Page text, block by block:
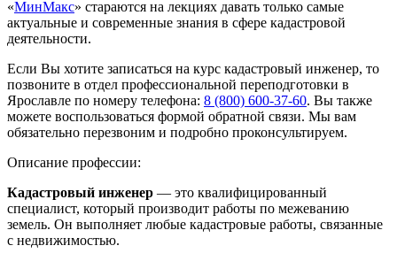
«МинМакс» стараются на лекциях давать только самые
актуальные и современные знания в сфере кадастровой
деятельности.
Если Вы хотите записаться на курс кадастровый инженер, то
позвоните в отдел профессиональной переподготовки в
Ярославле по номеру телефона: 8 (800) 600-37-60. Вы также
можете воспользоваться формой обратной связи. Мы вам
обязательно перезвоним и подробно проконсультируем.
Описание профессии:
Кадастровый инженер — это квалифицированный
специалист, который производит работы по межеванию
земель. Он выполняет любые кадастровые работы, связанные
с недвижимостью.